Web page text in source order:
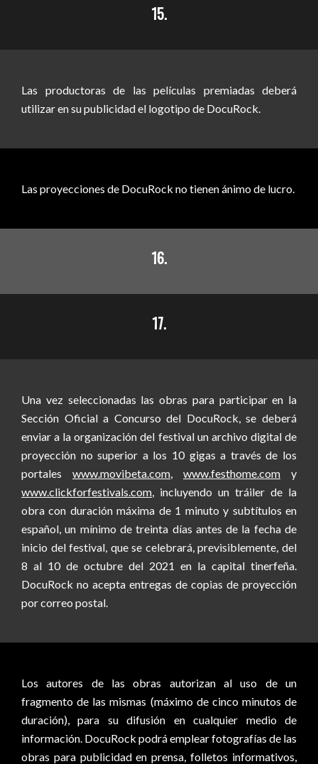
15.
Las productoras de las películas premiadas deberá
utilizar en su publicidad el logotipo de DocuRock.
Las proyecciones de DocuRock no tienen ánimo de lucro.
16.
17.
Una vez seleccionadas las obras para participar en la
Sección Oficial a Concurso del DocuRock, se deberá
enviar a la organización del festival un archivo digital de
proyección no superior a los 10 gigas a través de los
portales www.movibeta.com www.festhome.com y
www.clickforfestivals.com , incluyendo un tráiler de la
obra con duración máxima de 1 minuto y subtítulos en
español, un mínimo de treinta días antes de la fecha de
inicio del festival, que se celebrará, previsiblemente, del
8 al 10 de octubre del 2021 en la capital tinerfeña.
DocuRock no acepta entregas de copias de proyección
por correo postal.
Los autores de las obras autorizan al uso de un
fragmento de las mismas (máximo de cinco minutos de
duración), para su difusión en cualquier medio de
información. DocuRock podrá emplear fotografías de las
obras para publicidad en prensa, folletos informativos,